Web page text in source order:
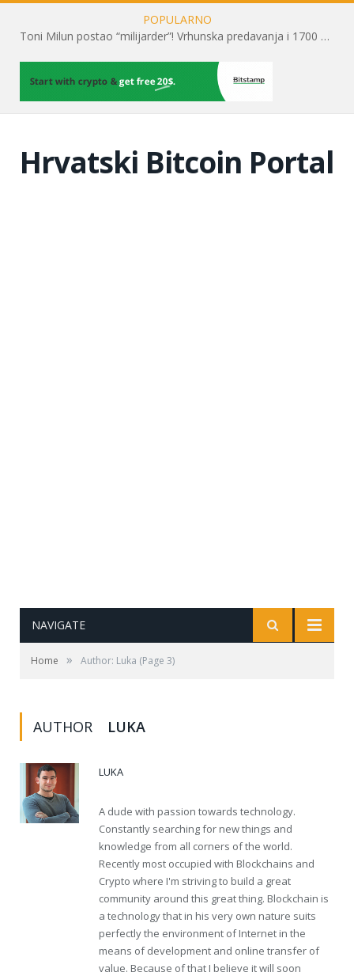
POPULARNO
Toni Milun postao “milijarder”! Vrhunska predavanja i 1700 posjetitelja obilježili su mjesec financijske pismenosti
Hrvatski Bitcoin Portal
NAVIGATE
Home » Author: Luka (Page 3)
AUTHOR LUKA
LUKA
A dude with passion towards technology.
Constantly searching for new things and
knowledge from all corners of the world.
Recently most occupied with Blockchains and
Crypto where I'm striving to build a great
community around this great thing. Blockchain is
a technology that in his very own nature suits
perfectly the environment of Internet in the
means of development and online transfer of
value. Because of that I believe it will soon